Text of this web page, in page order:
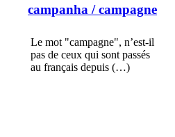
campanha / campagne
Le mot "campagne", n’est-il
pas de ceux qui sont passés
au français depuis (…)